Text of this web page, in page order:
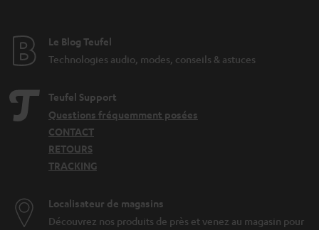
i
e
Le Blog Teufel
Technologies audio, modes, conseils & astuces
Teufel Support
Questions fréquemment posées
CONTACT
RETOURS
TRACKING
Localisateur de magasins
Découvrez nos produits de près et venez au magasin pour